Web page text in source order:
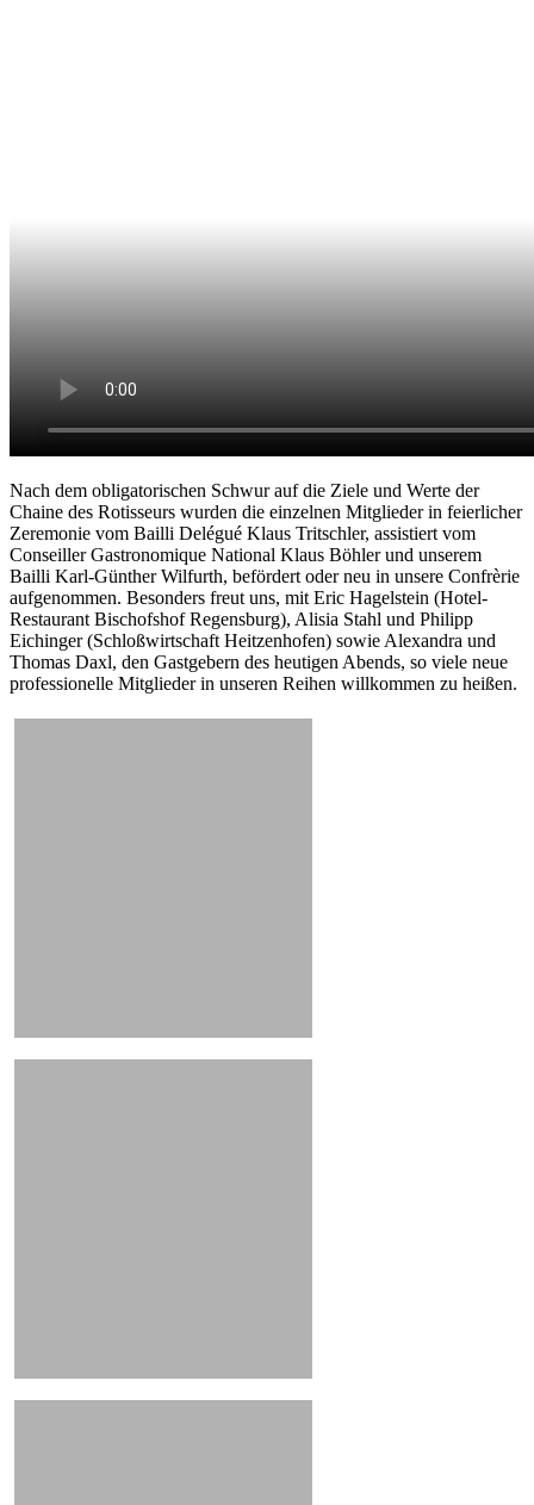
Nach dem obligatorischen Schwur auf die Ziele und Werte der
Chaine des Rotisseurs wurden die einzelnen Mitglieder in feierlicher
Zeremonie vom Bailli Delégué Klaus Tritschler, assistiert vom
Conseiller Gastronomique National Klaus Böhler und unserem
Bailli Karl-Günther Wilfurth, befördert oder neu in unsere Confrèrie
aufgenommen. Besonders freut uns, mit Eric Hagelstein (Hotel-
Restaurant Bischofshof Regensburg), Alisia Stahl und Philipp
Eichinger (Schloßwirtschaft Heitzenhofen) sowie Alexandra und
Thomas Daxl, den Gastgebern des heutigen Abends, so viele neue
professionelle Mitglieder in unseren Reihen willkommen zu heißen.